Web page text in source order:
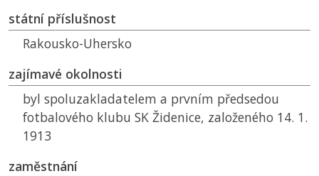
státní příslušnost
Rakousko-Uhersko
zajímavé okolnosti
byl spoluzakladatelem a prvním předsedou
fotbalového klubu SK Židenice, založeného 14. 1.
1913
zaměstnání